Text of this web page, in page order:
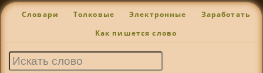
Словари Толковые Электронные Заработать
Как пишется слово